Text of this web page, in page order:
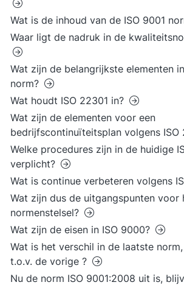
Wat is de inhoud van de ISO 9001
Waar ligt de nadruk in de
Wat zijn de belangrijkste elementen
norm?
Wat houdt ISO 22301 in?
Wat zijn de elementen voor een
bedrijfscontinuïteitsplan volgens ISO
Welke procedures zijn in de huidige
verplicht?
Wat is continue verbeteren volgens
Wat zijn dus de uitgangspunten voor
normenstelsel?
Wat zijn de eisen in ISO 9000?
Wat is het verschil in de laatste
t.o.v. de vorige ?
Nu de norm ISO 9001:2008 uit is,